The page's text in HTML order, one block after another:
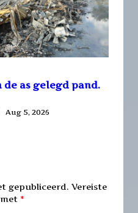
as gelegd pand.
Aug 5, 2026
gepubliceerd. Vereiste
*